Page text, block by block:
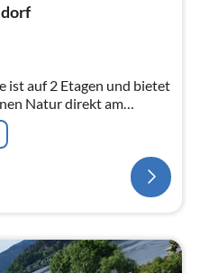
ist auf 2 Etagen und bietet
Natur direkt am
Saaleland und 3 min